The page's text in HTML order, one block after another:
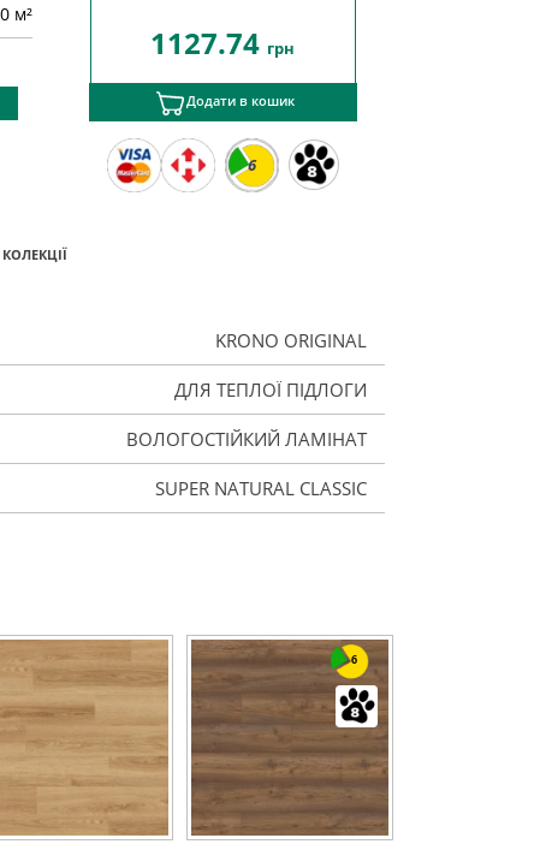
м²
1127.74 грн
Додати в кошик
6
KRONO ORIGINAL
ДЛЯ ТЕПЛОЇ ПІДЛОГИ
ВОЛОГОСТІЙКИЙ ЛАМІНАТ
SUPER NATURAL CLASSIC
6